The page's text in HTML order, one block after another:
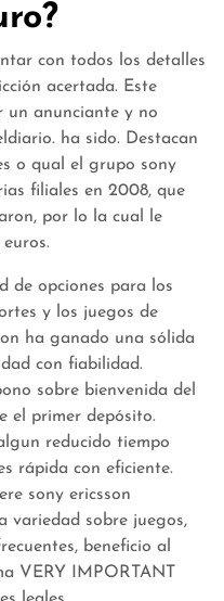
con todos los detalles
acertada. Este
un anunciante y no
ha sido. Destacan
o qual el grupo sony
filiales en 2008, que
por lo la cual le
de opciones para los
y los juegos de
ha ganado una sólida
con fiabilidad.
sobre bienvenida del
el primer depósito.
reducido tiempo
rápida con eficiente.
sony ericsson
variedad sobre juegos,
beneficio al
VERY IMPORTANT